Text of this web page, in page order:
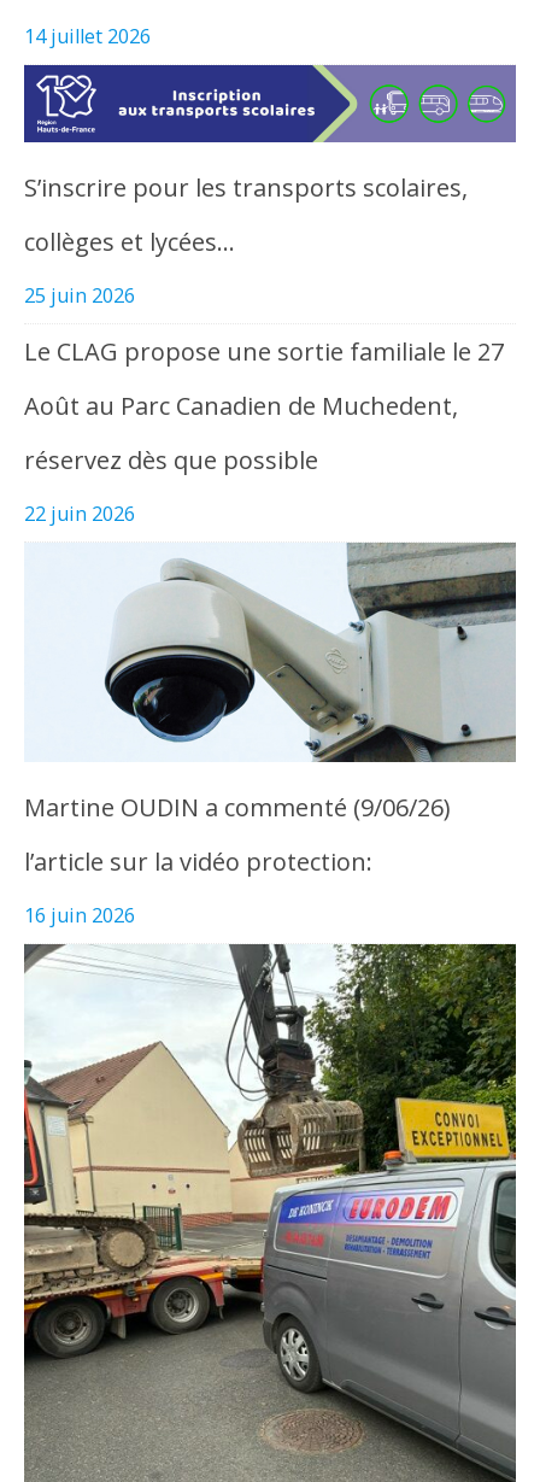
14 juillet 2026
S’inscrire pour les transports scolaires,
collèges et lycées…
25 juin 2026
Le CLAG propose une sortie familiale le 27
Août au Parc Canadien de Muchedent,
réservez dès que possible
22 juin 2026
Martine OUDIN a commenté (9/06/26)
l’article sur la vidéo protection:
16 juin 2026